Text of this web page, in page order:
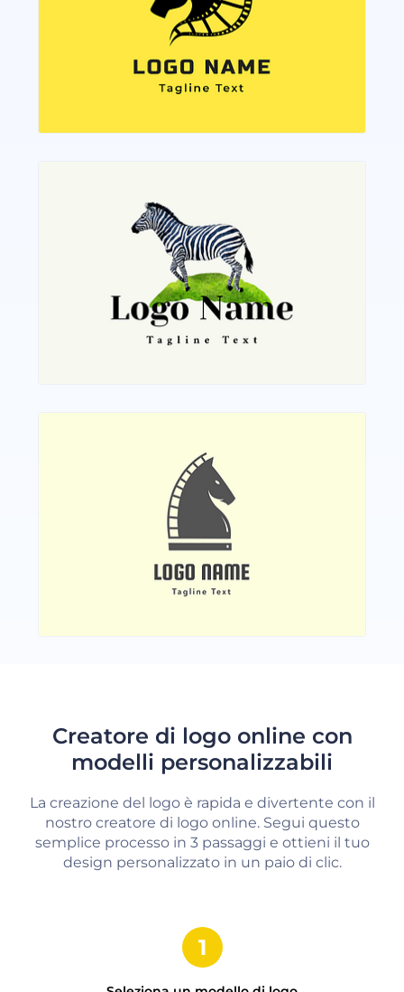
Creatore di logo online con
modelli personalizzabili
La creazione del logo è rapida e divertente con il
nostro creatore di logo online. Segui questo
semplice processo in 3 passaggi e ottieni il tuo
design personalizzato in un paio di clic.